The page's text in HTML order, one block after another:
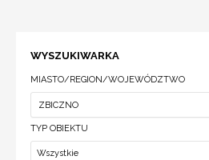
WYSZUKIWARKA
MIASTO/REGION/WOJEWÓDZTWO
TYP OBIEKTU
Wszystkie